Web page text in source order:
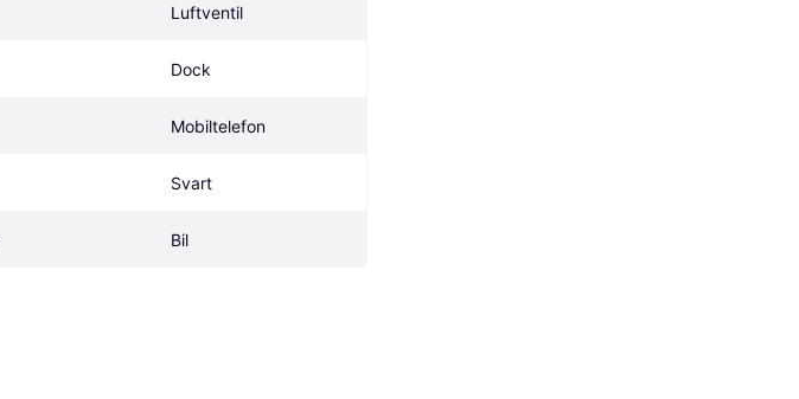
Luftventil
Dock
Mobiltelefon
Svart
Bil